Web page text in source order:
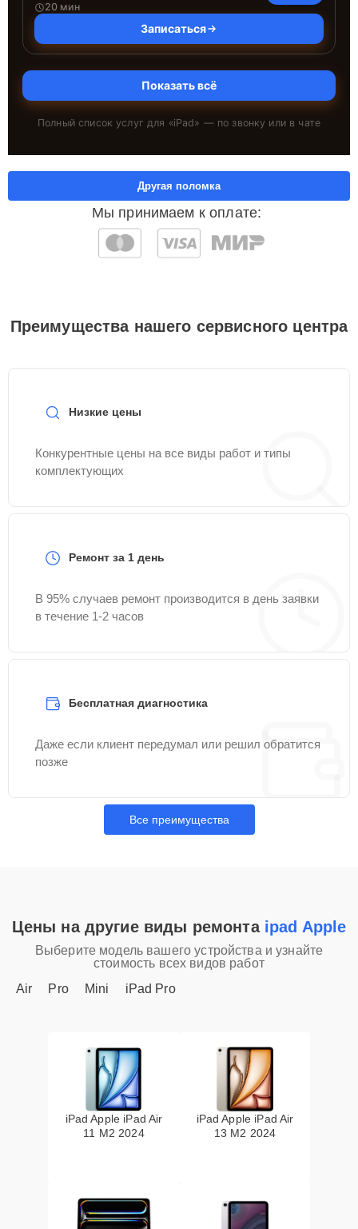
20 мин
Записаться
Показать всё
Полный список услуг для «iPad» — по звонку или в чате
Мы принимаем к оплате:
Другая поломка
Преимущества нашего сервисного центра
Низкие цены
Конкурентные цены на все виды работ и типы
комплектующих
Ремонт за 1 день
В 95% случаев ремонт производится в день заявки
в течение 1-2 часов
Бесплатная диагностика
Даже если клиент передумал или решил обратится
позже
Все преимущества
Цены на другие виды ремонта ipad Apple
Выберите модель вашего устройства и узнайте
стоимость всех видов работ
Air
Pro Mini iPad Pro
iPad Apple iPad Air
11 M2 2024
iPad Apple iPad Air
13 M2 2024